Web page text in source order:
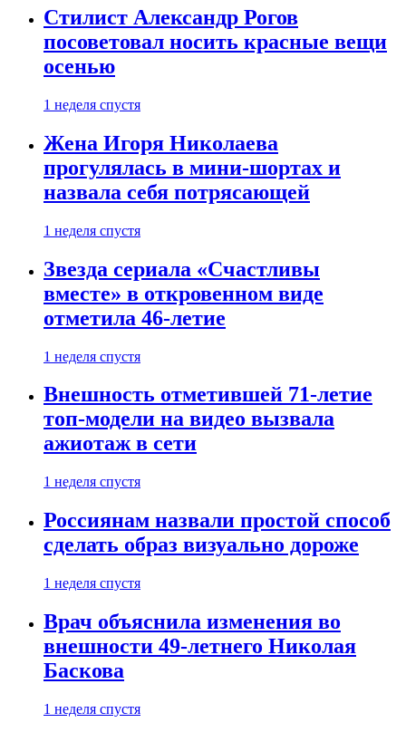
Стилист Александр Рогов
посоветовал носить красные вещи
осенью
1 неделя спустя
Жена Игоря Николаева
прогулялась в мини-шортах и
назвала себя потрясающей
1 неделя спустя
Звезда сериала «Счастливы
вместе» в откровенном виде
отметила 46-летие
1 неделя спустя
Внешность отметившей 71-летие
топ-модели на видео вызвала
ажиотаж в сети
1 неделя спустя
Россиянам назвали простой способ
сделать образ визуально дороже
1 неделя спустя
Врач объяснила изменения во
внешности 49-летнего Николая
Баскова
1 неделя спустя